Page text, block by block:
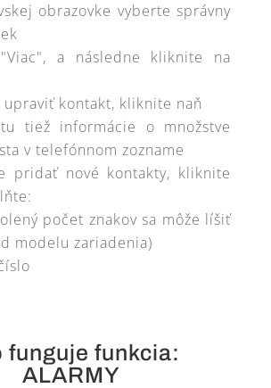
obrazovke vyberte správny
a následne kliknite na
upraviť kontakt, kliknite naň
tiež informácie o množstve
v telefónnom zozname
pridať nové kontakty, kliknite
počet znakov sa môže líšiť
modelu zariadenia)
funguje funkcia:
ALARMY